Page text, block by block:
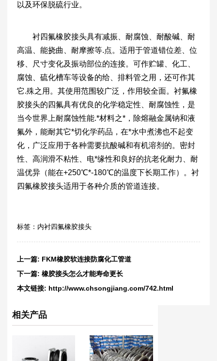
以及环保脱硫行业。
衬四氟橡胶接头具有减振、耐腐蚀、耐酸碱、耐
高温、能挠曲、耐摩擦等.点。适用于管道错位差、位
移、尺寸变化及振动部位的连接。可作贮罐、化工、
腐蚀、硫化槽车等设备的给、排料管之用，还可作其
它.殊之用。其使用范围较广泛，作用较全面。衬氟橡
胶接头的四氟具有优良的化学稳定性、耐腐蚀性，是
当今世界上耐腐蚀性能.*材料之*，除熔融金属钠和液
氟外，能耐其它*切化学药品，在*水中煮沸也不起变
化，广泛应用于各种需要抗酸碱和有机溶剂的。密封
性、高润滑不粘性、电*缘性和良好的抗老化耐力、耐
温优异（能在+250℃*-180℃的温度下长期工作）。衬
四氟橡胶接头适用于各种介质的管道连接。
标签： 内衬四氟橡胶接头
上一篇: FKM橡胶软连接防腐化工管道
下一篇: 橡胶接头怎么才能寿命更长
本文链接: http://www.chsongjiang.com/742.html
相关产品